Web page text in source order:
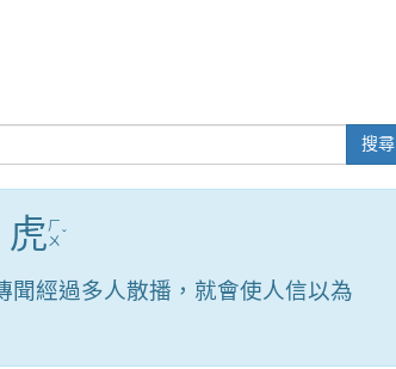
搜尋
虎ㄏ
ㄨ ˇ
聞經過多人散播，就會使人信以為